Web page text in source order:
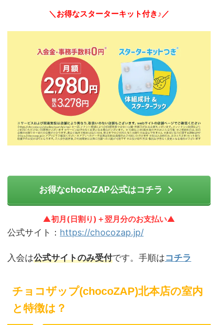
＼お得なスターターキット付き♪／
お得なchocoZAP公式はコチラ
▲初月(日割り)＋翌月分のお支払い▲
公式サイト： https://chocozap.jp/
入会は公式サイトのみ受付です。手順はコチラ
チョコザップ(chocoZAP)北本店の室内
と特徴は？